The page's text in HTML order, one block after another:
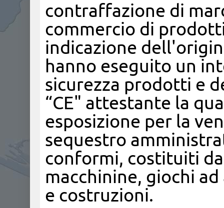
contraffazione di
commercio di
indicazione
hanno eseguito un
sicurezza prodotti e
“CE" attestante la
esposizione per la
sequestro
conformi, costituiti
macchinine, giochi
e costruzioni.